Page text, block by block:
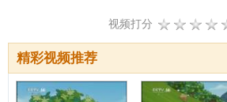
视频打分
精彩视频推荐